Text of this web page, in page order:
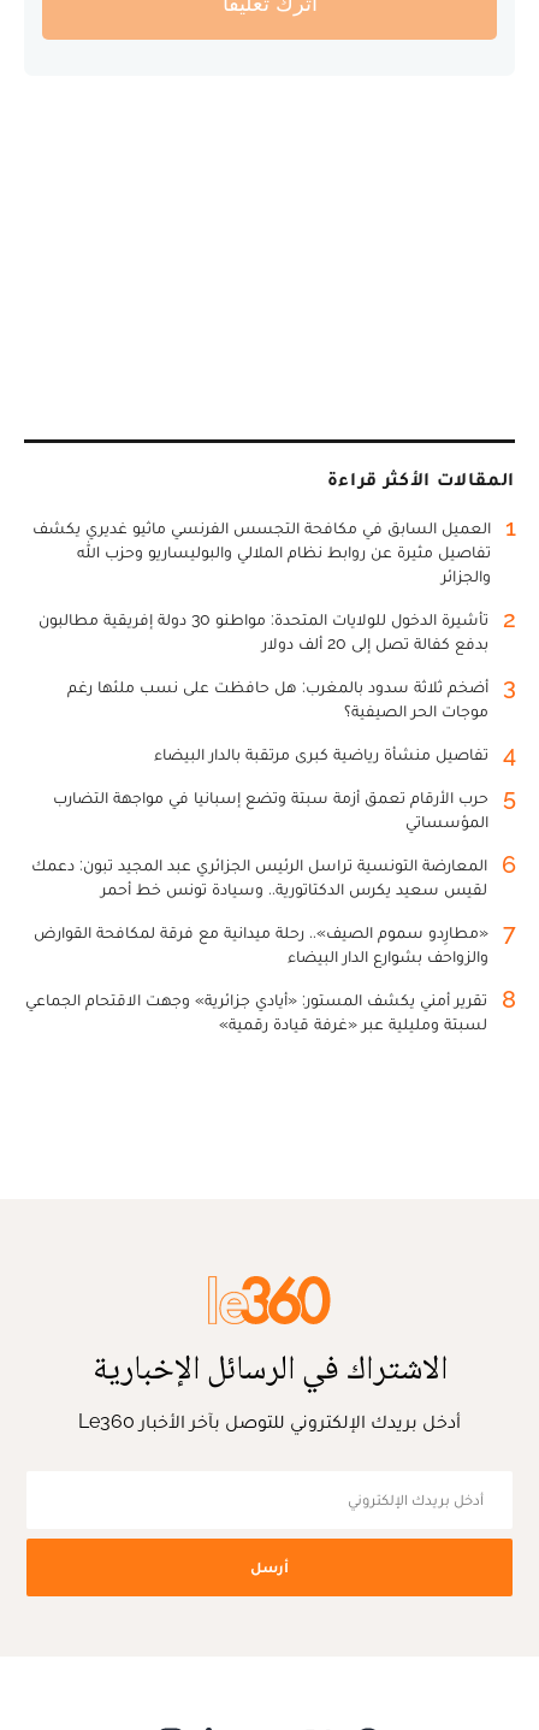
المقالات الأكثر قراءة
1
العميل السابق في مكافحة التجسس الفرنسي ماثيو غديري يكشف
تفاصيل مثيرة عن روابط نظام الملالي والبوليساريو وحزب الله
والجزائر
2
تأشيرة الدخول للولايات المتحدة: مواطنو 30 دولة إفريقية مطالبون
بدفع كفالة تصل إلى 20 ألف دولار
3
أضخم ثلاثة سدود بالمغرب: هل حافظت على نسب ملئها رغم
موجات الحر الصيفية؟
4 تفاصيل منشأة رياضية كبرى مرتقبة بالدار البيضاء
5
حرب الأرقام تعمق أزمة سبتة وتضع إسبانيا في مواجهة التضارب
المؤسساتي
6
المعارضة التونسية تراسل الرئيس الجزائري عبد المجيد تبون: دعمك
لقيس سعيد يكرس الدكتاتورية.. وسيادة تونس خط أحمر
7
«مطارِدو سموم الصيف».. رحلة ميدانية مع فرقة لمكافحة القوارض
والزواحف بشوارع الدار البيضاء
8
تقرير أمني يكشف المستور: «أيادي جزائرية» وجهت الاقتحام الجماعي
لسبتة ومليلية عبر «غرفة قيادة رقمية»
الاشتراك في الرسائل الإخبارية
أدخل بريدك الإلكتروني للتوصل بآخر الأخبار Le360
أرسل